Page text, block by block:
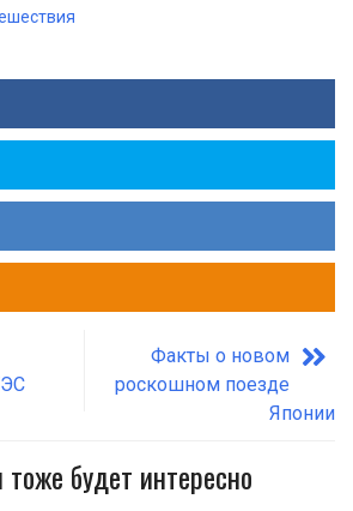
Факты о новом
роскошном поезде
Японии
будет интересно